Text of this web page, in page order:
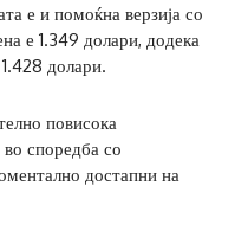
е и помоќна верзија со
е 1.349 долари, додека
долари.
повисока
во споредба со
достапни на